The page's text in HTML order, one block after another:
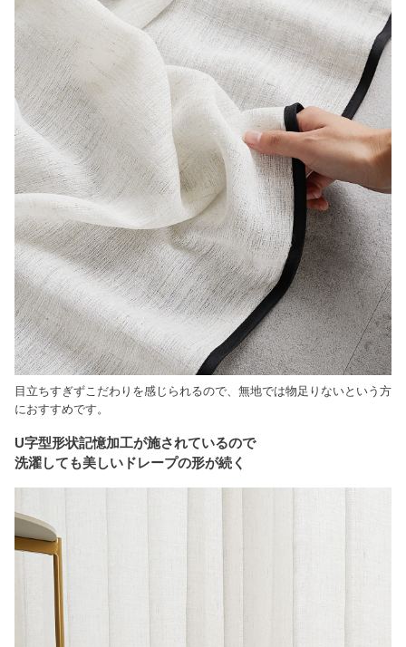
目立ちすぎずこだわりを感じられるので、無地では物足りないという方
におすすめです。
U字型形状記憶加工が施されているので
洗濯しても美しいドレープの形が続く